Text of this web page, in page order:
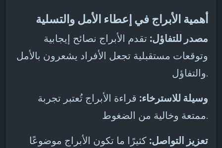
أهمية الأبراج في إعطاء الأمل والتسلية
مصدر للتفاؤل: تقدم الأبراج نصائح إيجابية
وتوقعات مستقبلية تجعل الأفراد يشعرون بالأمل
والتفاؤل.
وسيلة للاسترخاء: قراءة الأبراج تُعتبر تجربة
ممتعة وخالية من الضغوط.
تعزيز التواصل: كثيرًا ما تكون الأبراج موضوعًا